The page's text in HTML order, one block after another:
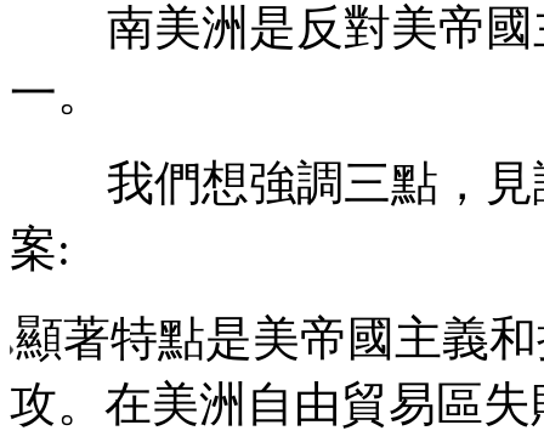
南美洲是反對美帝
一。
我們想強調三點，
案:
顯著特點是美帝國主義
攻。在美洲自由貿易區